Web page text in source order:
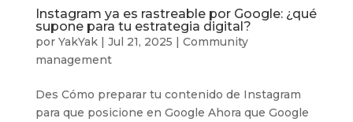
Instagram ya es rastreable por Google: ¿qué
supone para tu estrategia digital?
por YakYak| Jul 21, 2025 | Community
management
Des Cómo preparar tu contenido de Instagram
para que posicione en Google Ahora que Google